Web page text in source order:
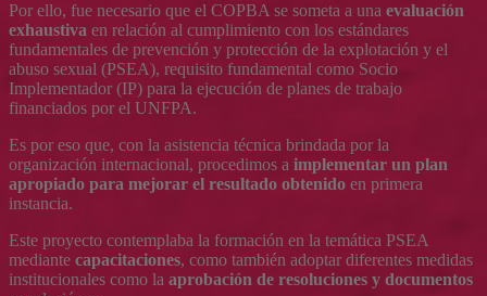
Por ello, fue necesario que el COPBA se someta a una evaluación
exhaustiva en relación al cumplimiento con los estándares
fundamentales de prevención y protección de la explotación y el
abuso sexual (PSEA), requisito fundamental como Socio
Implementador (IP) para la ejecución de planes de trabajo
financiados por el UNFPA.
Es por eso que, con la asistencia técnica brindada por la
organización internacional, procedimos a implementar un plan
apropiado para mejorar el resultado obtenido en primera
instancia.
Este proyecto contemplaba la formación en la temática PSEA
mediante capacitaciones, como también adoptar diferentes medidas
institucionales como la aprobación de resoluciones y documentos